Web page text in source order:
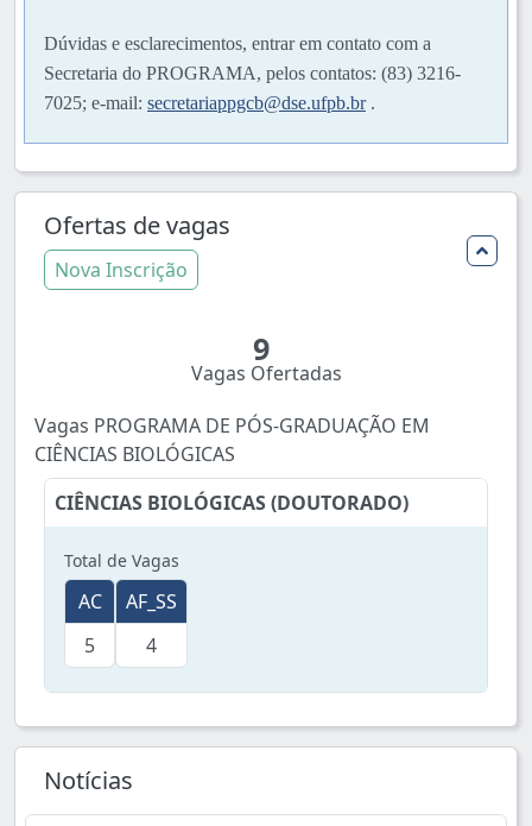
Dúvidas e esclarecimentos, entrar em contato com a
Secretaria do PROGRAMA, pelos contatos: (83) 3216-
7025; e-mail: secretariappgcb@dse.ufpb.br.
Ofertas de vagas
Nova Inscrição
Vagas Ofertadas
9
Vagas PROGRAMA DE PÓS-GRADUAÇÃO EM
CIÊNCIAS BIOLÓGICAS
CIÊNCIAS BIOLÓGICAS (DOUTORADO)
Total de Vagas
AC
5
AF_SS
4
Notícias